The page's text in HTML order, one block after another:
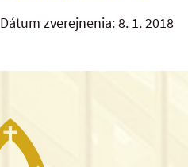
Dátum zverejnenia: 8. 1. 2018